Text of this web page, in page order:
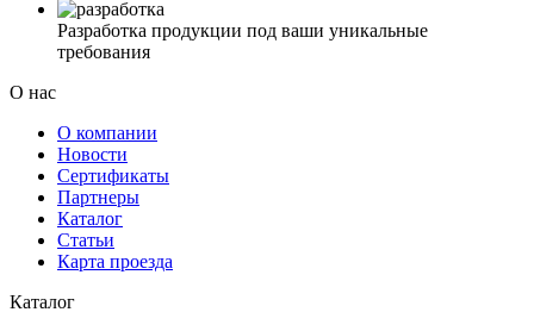
Разработка продукции под ваши уникальные
требования
О нас
О компании
Новости
Сертификаты
Партнеры
Каталог
Статьи
Карта проезда
Каталог